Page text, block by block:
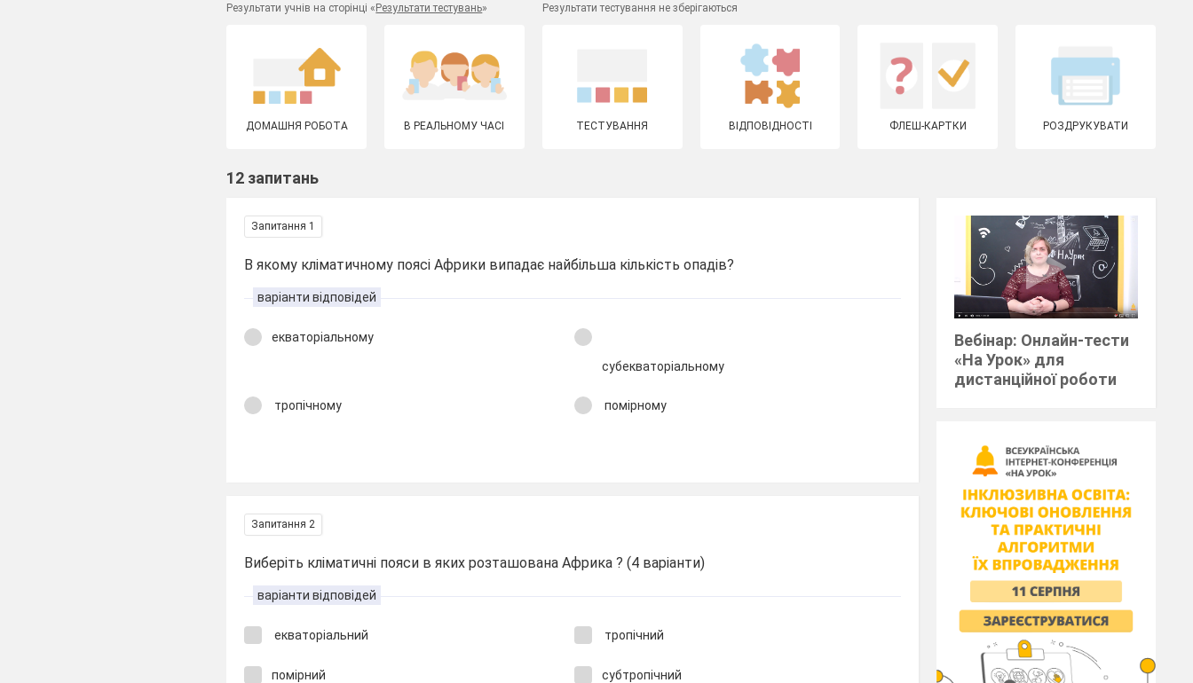
Результати учнів на сторінці « Результати тестувань» Результати тестування не зберігаються
ДОМАШНЯ РОБОТА В РЕАЛЬНОМУ ЧАСІ ТЕСТУВАННЯ ВІДПОВІДНОСТІ ФЛЕШ-КАРТКИ РОЗДРУКУВАТИ
12 запитань
Запитання 1
В якому кліматичному поясі Африки випадає найбільша кількість опадів?
варіанти відповідей
екваторіальному
субекваторіальному
тропічному помірному
Запитання 2
Виберіть кліматичні пояси в яких розташована Африка ? (4 варіанти)
варіанти відповідей
екваторіальний тропічний
помірний субтропічний
Вебінар: Онлайн-тести
«На Урок» для
дистанційної роботи